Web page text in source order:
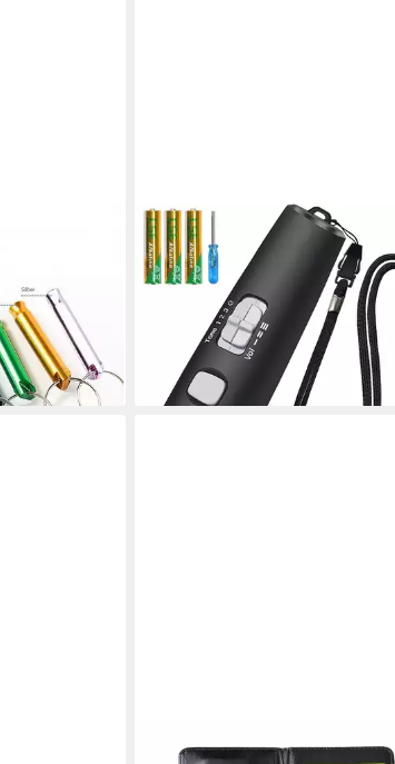
Outdoor-
bei dir
FELIXLEO
Signalpfeife Elektronische Pfeife
Handpfeife Schiedsrichter Sport 3
49,99 € UVP59,99 €
lieferbar in 3 Wochen
GEWO